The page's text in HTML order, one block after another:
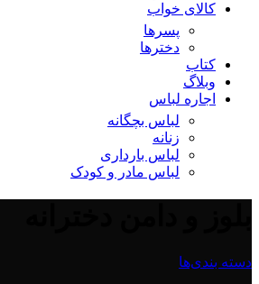
کالای خواب
پسرها
دخترها
کتاب
وبلاگ
اجاره لباس
لباس بچگانه
زنانه
لباس بارداری
لباس مادر و کودک
دسته بندی‌ها